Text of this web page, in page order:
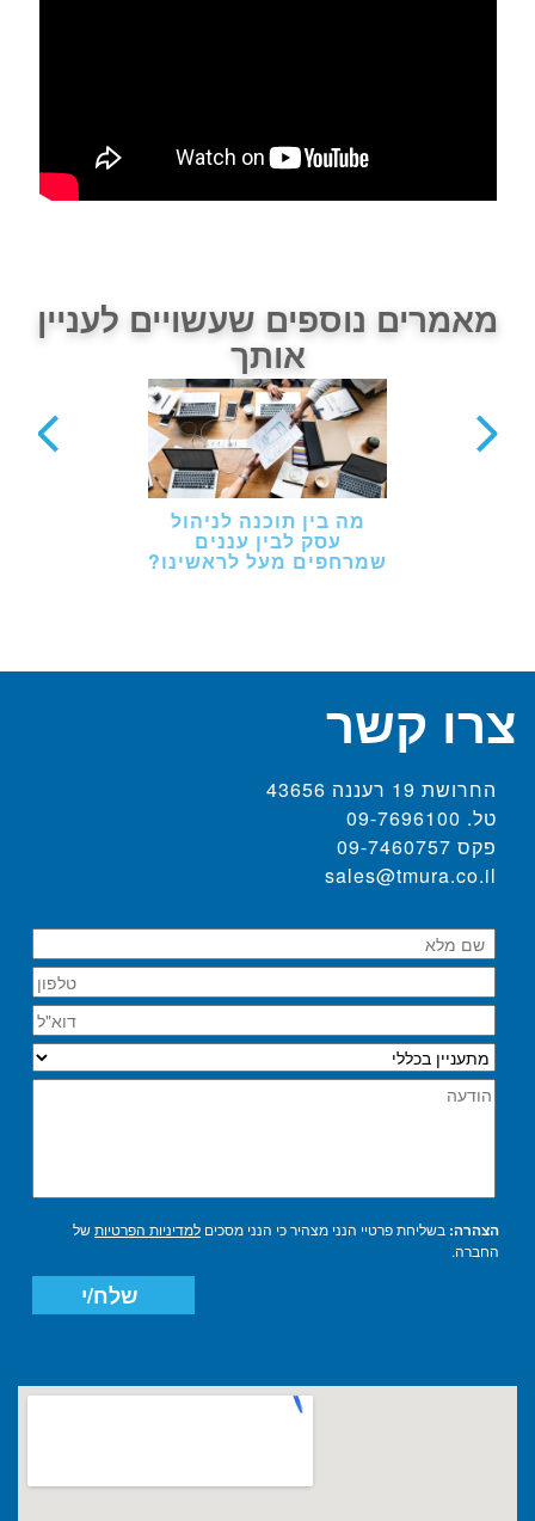
מאמרים נוספים שעשויים לעניין
אותך
מה בין תוכנה לניהול
עסק לבין עננים
שמרחפים מעל לראשינו?
צרו קשר
החרושת 19 רעננה 43656
טל. 09-7696100
פקס 09-7460757
sales@tmura.co.il
הצהרה: בשליחת פרטיי הנני מצהיר כי הנני מסכים למדיניות הפרטיותשל
החברה.